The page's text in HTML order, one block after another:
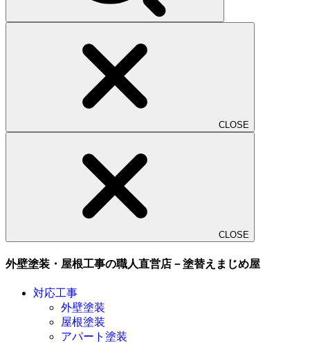
CLOSE
CLOSE
外壁塗装・屋根工事の職人直営店－塗替えまじめ屋
対応工事
外壁塗装
屋根塗装
アパート塗装